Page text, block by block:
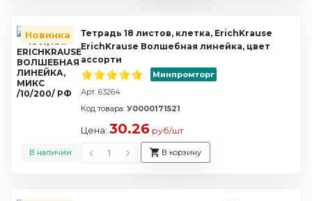
Новинка
Тетрадь 18 листов, клетка, ErichKrause
ErichKrause Волшебная линейка, цвет
ассорти
Минпромторг
Арт. 63264
В наличии
Код товара: У0000171521
Цена: 30.26 руб/шт
В корзину